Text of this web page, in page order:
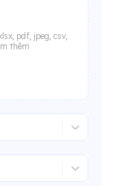
pdf, jpeg, csv,
thêm